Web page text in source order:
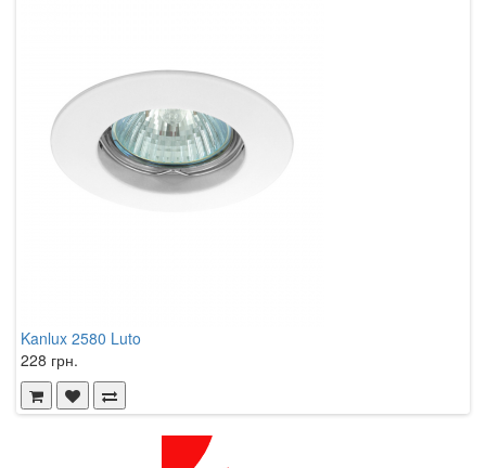
Kanlux 2580 Luto
228 грн.